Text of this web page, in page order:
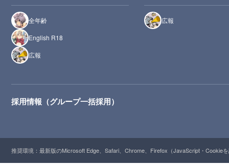
全年齢
English R18
広報
広報
採用情報（グループ一括採用）
推奨環境：最新版のMicrosoft Edge、Safari、Chrome、Firefox（JavaScript・Cookie